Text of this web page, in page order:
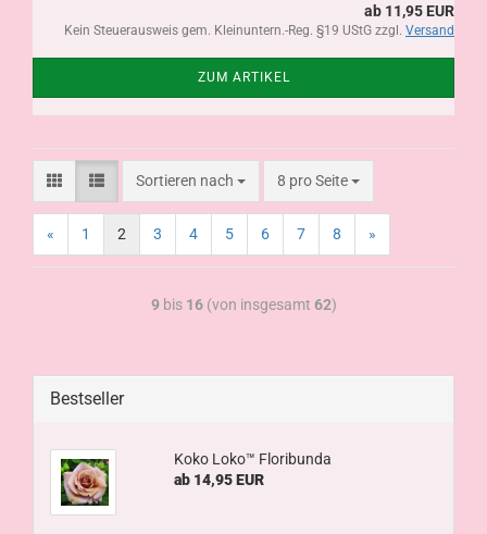
ab 11,95 EUR
Kein Steuerausweis gem. Kleinuntern.-Reg. §19 UStG zzgl. Versand
ZUM ARTIKEL
Sortieren nach 8 pro Seite
« 1 2 3 4 5 6 7 8 »
9bis 16(von insgesamt 62)
Bestseller
Koko Loko™ Floribunda
ab 14,95 EUR